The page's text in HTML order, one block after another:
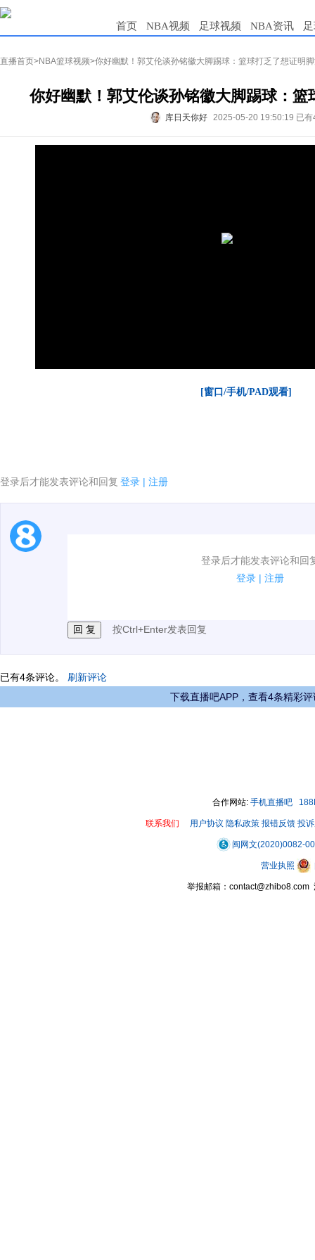
首页 NBA视频 足球视频 NBA资讯
直播首页>NBA篮球视频>你好幽默！郭艾伦谈孙铭徽大脚踢球：篮球打乏了想证明
你好幽默！郭艾伦谈孙铭徽大脚踢球：篮
库日天你好 2025-05-20 19:50:19 已有
[窗口/手机/PAD观看]
登录后才能发表评论和回复 登录 | 注册
登录后才能发表评论和回
登录 | 注册
1.电脑端新用户可以发表评论了！
按Ctrl+Enter发表回复
已有4条评论。 刷新评论
下载直播吧APP，查看4条精彩评
合作网站: 手机直播吧
联系我们 用户协议 隐私政策 报错反馈 投
闽网文(2020)0082-
营业执照
举报邮箱：